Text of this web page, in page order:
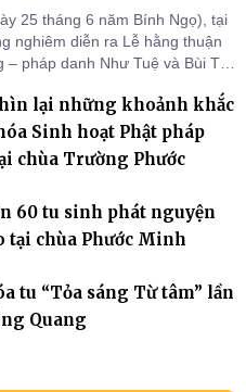
25 tháng 6 năm Bính Ngọ), tại
nghiêm diễn ra Lễ hằng thuận
pháp danh Như Tuệ và Bùi Thị
lại những khoảnh khắc
Sinh hoạt Phật pháp
chùa Trường Phước
60 tu sinh phát nguyện
tại chùa Phước Minh
tu “Tỏa sáng Từ tâm” lần
Quang